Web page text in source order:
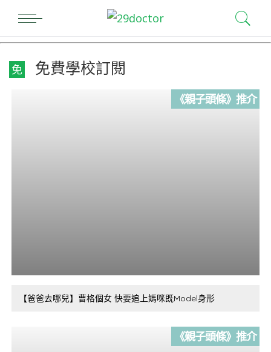
免 免費學校訂閱
《親子頭條》推介
【爸爸去哪兒】曹格個女 快要追上媽咪既Model身形
《親子頭條》推介